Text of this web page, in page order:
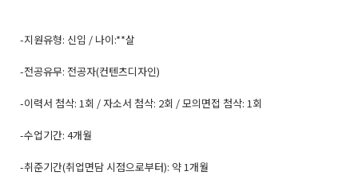
-지원유형: 신입 / 나이:**살
-전공유무: 전공자(컨텐츠디자인)
-이력서 첨삭: 1회 / 자소서 첨삭: 2회 / 모의면접 첨삭: 1회
-수업기간: 4개월
-취준기간(취업면담 시점으로부터): 약 1개월